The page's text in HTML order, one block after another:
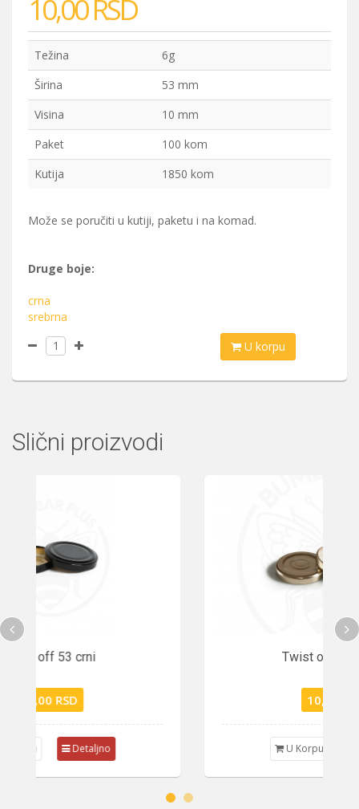
10,00 RSD
Težina
6g
Širina
53 mm
Visina
10 mm
Paket
100 kom
Kutija
1850 kom
Može se poručiti u kutiji, paketu i na komad.
Druge boje:
crna
srebrna
U korpu
Slični proizvodi
U Korpu